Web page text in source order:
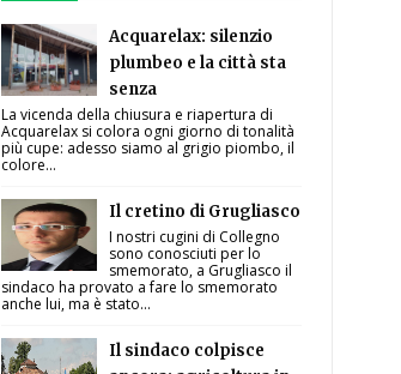
Acquarelax: silenzio
plumbeo e la città sta
senza
La vicenda della chiusura e riapertura di
Acquarelax si colora ogni giorno di tonalità
più cupe: adesso siamo al grigio piombo, il
colore...
Il cretino di Grugliasco
I nostri cugini di Collegno
sono conosciuti per lo
smemorato, a Grugliasco il
sindaco ha provato a fare lo smemorato
anche lui, ma è stato...
Il sindaco colpisce